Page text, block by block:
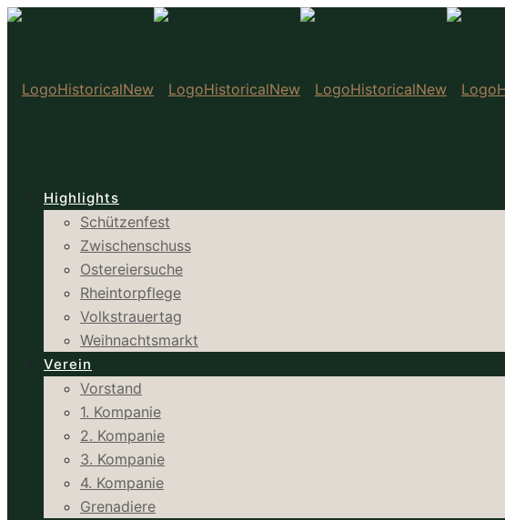
Highlights
Schützenfest
Zwischenschuss
Ostereiersuche
Rheintorpflege
Volkstrauertag
Weihnachtsmarkt
Verein
Vorstand
1. Kompanie
2. Kompanie
3. Kompanie
4. Kompanie
Grenadiere